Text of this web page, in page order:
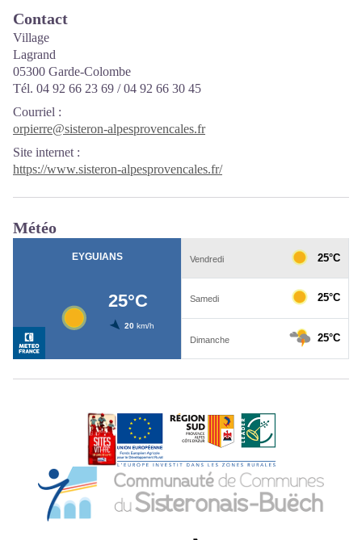
Contact
Village
Lagrand
05300 Garde-Colombe
Tél. 04 92 66 23 69 / 04 92 66 30 45
Courriel :
orpierre@sisteron-alpesprovencales.fr
Site internet :
https://www.sisteron-alpesprovencales.fr/
Météo